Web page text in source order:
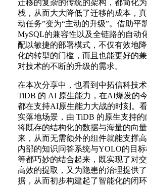
迁移的复杂的传统的架构，都简化
栈，从而大大降低了迁移的成本，
动任务”变为“主动的升级”。借助平
MySQL的兼容性以及全链路的自动
配以敏捷的部署模式，不仅有效地
化的转型的门槛，而且也能更好的
对技术的不断的升级的需求。
在本次分享中，也看到中拓信科技
TiDB 的 AI 原生能力，在AI爆发的
都在支持AI原生能力大战的时刻。
实落地场景，由 TiDB 的原生支持
将既存的结构化的数据与海量的向
来，从而无需额外的组件就能支撑
内部的知识问答系统与YOLO的目
等都巧妙的结合起来，既实现了对
高效的提取，又为隐患的治理提供
据，从而初步构建起了智能化的闭